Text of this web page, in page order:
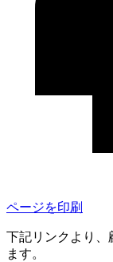
ページを印刷
下記リンクより、
ます。